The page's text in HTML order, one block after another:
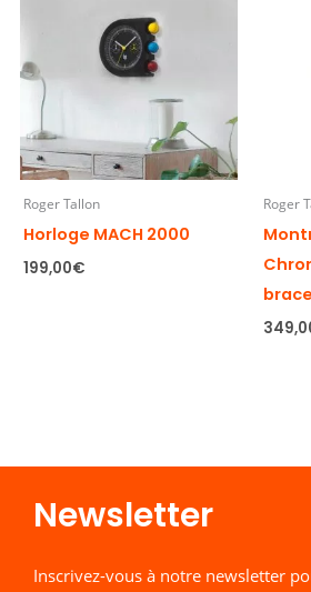
Roger Tallon
Horloge MACH 2000
199,00€
Roger
Newsletter​
Inscrivez-vous à notre newsletter